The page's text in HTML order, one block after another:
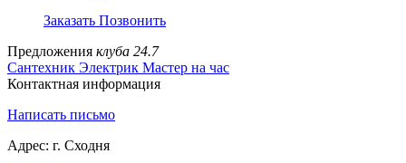
Заказать Позвонить
Предложения клуба 24.7
Сантехник Электрик Мастер на час
Контактная информация
Написать письмо
Адрес: г. Сходня